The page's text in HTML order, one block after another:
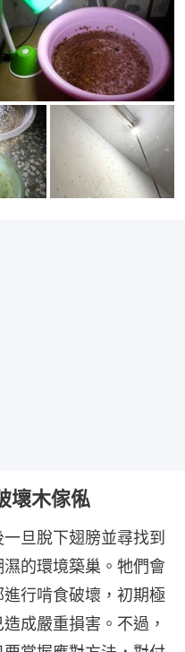
壞木傢俬
旦脫下翅膀並尋找到
的環境築巢。牠們會
行啃食破壞，初期極
成嚴重損害。不過，